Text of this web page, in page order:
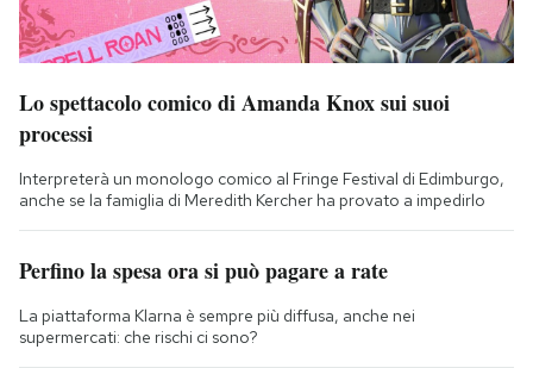
Lo spettacolo comico di Amanda Knox sui suoi
processi
Interpreterà un monologo comico al Fringe Festival di Edimburgo,
anche se la famiglia di Meredith Kercher ha provato a impedirlo
Perfino la spesa ora si può pagare a rate
La piattaforma Klarna è sempre più diffusa, anche nei
supermercati: che rischi ci sono?